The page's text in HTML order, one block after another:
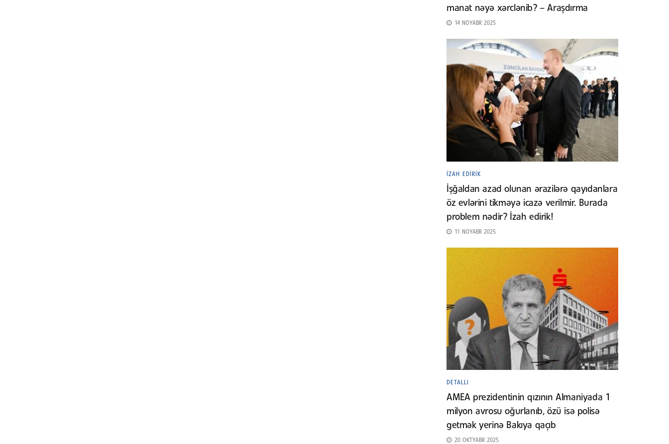
manat nəyə xərclənib? – Araşdırma
14 NOYABR 2025
İZAH EDIRIK
İşğaldan azad olunan ərazilərə qayıdanlara
öz evlərini tikməyə icazə verilmir. Burada
problem nədir? İzah edirik!
11 NOYABR 2025
DETALLI
AMEA prezidentinin qızının Almaniyada 1
milyon avrosu oğurlanıb, özü isə polisə
getmək yerinə Bakıya qaçıb
20 OKTYABR 2025